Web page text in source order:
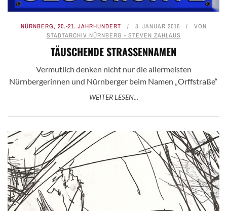
NÜRNBERG, 20.-21. JAHRHUNDERT 3. JANUAR 2016
VON
STADTARCHIV NÜRNBERG - STEVEN ZAHLAUS
TÄUSCHENDE STRASSENNAMEN
Vermutlich denken nicht nur die allermeisten
Nürnbergerinnen und Nürnberger beim Namen „Orffstraße“
WEITER LESEN...